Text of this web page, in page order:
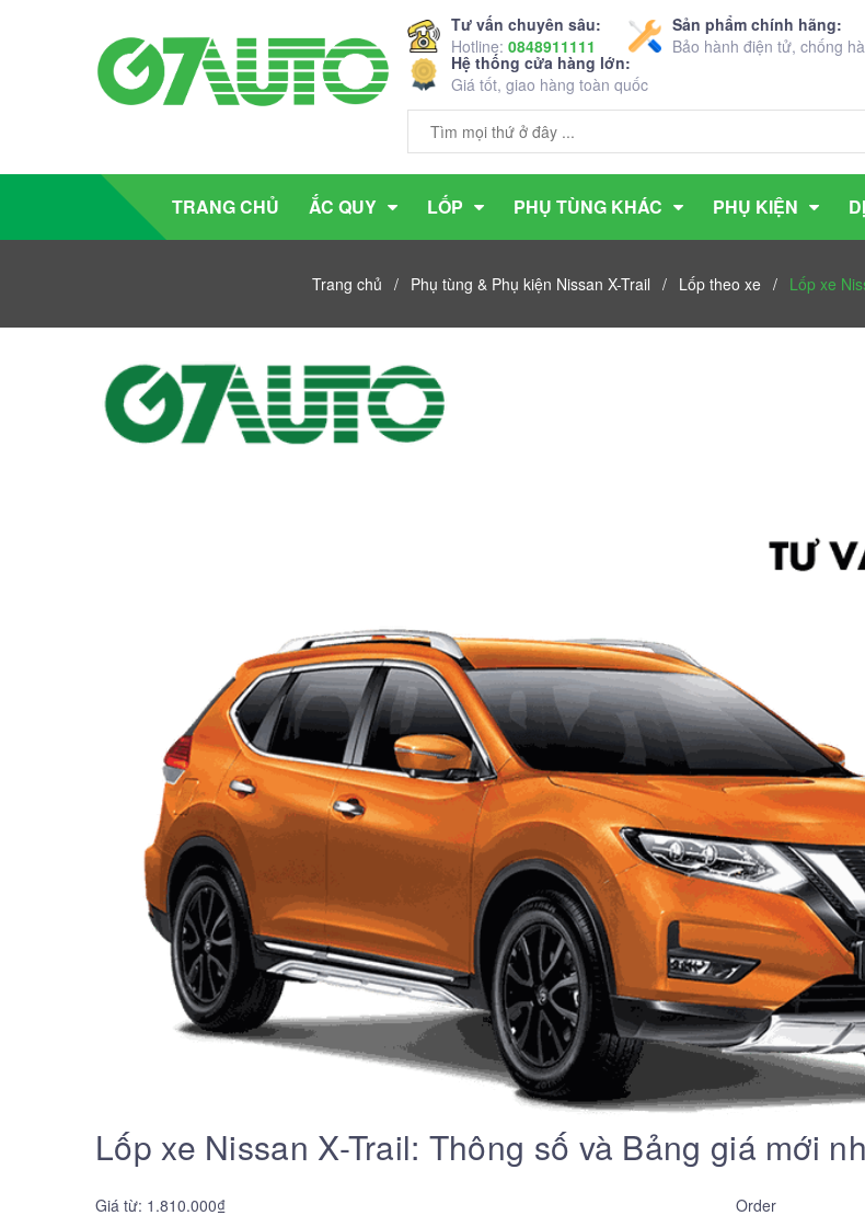
Tư vấn chuyên sâu:
Hotline: 0848911111
Sản phẩm chính hãng:
Bảo hành điện tử, chống
Hệ thống cửa hàng lớn:
Giá tốt, giao hàng toàn quốc
TRANG CHỦ ẮC QUY LỐP PHỤ TÙNG KHÁC PHỤ KIỆN
Trang chủ / Phụ tùng & Phụ kiện Nissan X-Trail / Lốp theo xe / Lốp xe
Lốp xe Nissan X-Trail: Thông số và Bảng giá mới
Giá từ: 1.810.000₫ Order